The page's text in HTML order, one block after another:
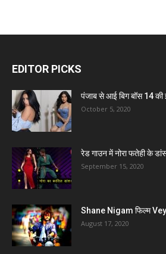
EDITOR PICKS
पंजाब से आई बिग बॉस 14
October 5, 2020
रेड गाउन में नोरा फतेही के
September 15, 2020
Shane Nigam फिल्म
August 17, 2020